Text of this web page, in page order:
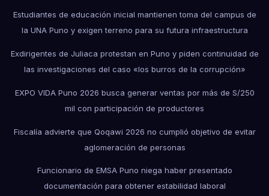
Estudiantes de educación inicial mantienen toma del campus de
la UNA Puno y exigen terreno para su futura infraestructura
Exdirigentes de Juliaca protestan en Puno y piden continuidad de
las investigaciones del caso «los burros de la corrupción»
EXPO VIDA Puno 2026 busca generar ventas por más de S/250
mil con participación de productores
Fiscalía advierte que Qoqawi 2026 no cumplió objetivo de evitar
aglomeración de personas
Funcionario de EMSA Puno niega haber presentado
documentación para obtener estabilidad laboral